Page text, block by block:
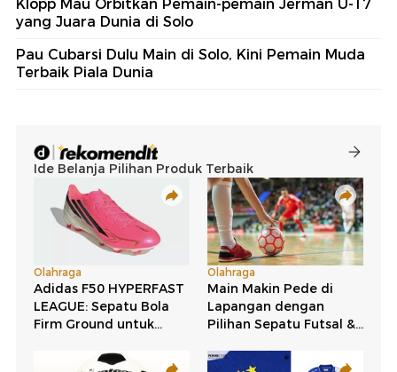
Klopp Mau Orbitkan Pemain-pemain Jerman U-17
yang Juara Dunia di Solo
Pau Cubarsi Dulu Main di Solo, Kini Pemain Muda
Terbaik Piala Dunia